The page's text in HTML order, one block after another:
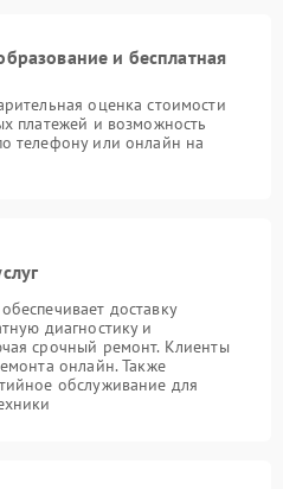
и бесплатная
оценка стоимости
платежей и возможность
телефону или онлайн на
доставку
диагностику и
срочный ремонт. Клиенты
онлайн. Также
обслуживание для